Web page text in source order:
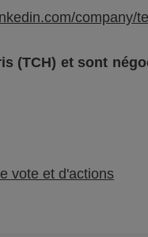
company/
(TCH) et sont
vote et d'actions